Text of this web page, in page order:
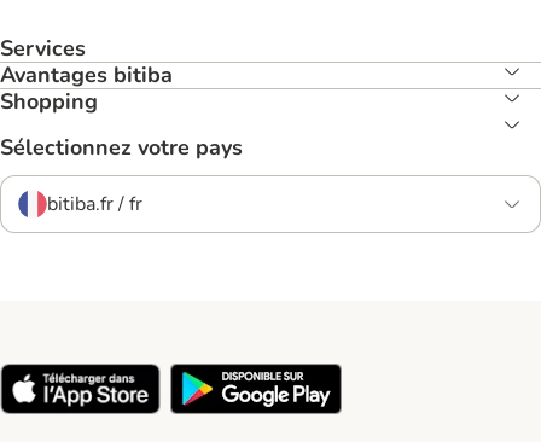
Services
Avantages bitiba
Shopping
Sélectionnez votre pays
bitiba.fr / fr